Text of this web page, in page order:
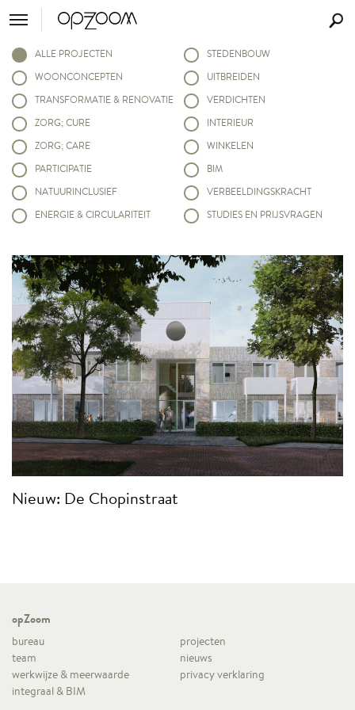
ALLE PROJECTEN
WOONCONCEPTEN
TRANSFORMATIE & RENOVATIE
ZORG; CURE
ZORG; CARE
PARTICIPATIE
NATUURINCLUSIEF
ENERGIE & CIRCULARITEIT
STEDENBOUW
UITBREIDEN
VERDICHTEN
INTERIEUR
WINKELEN
BIM
VERBEELDINGSKRACHT
STUDIES EN PRIJSVRAGEN
Nieuw: De Chopinstraat
opZoom
bureau
projecten
team
nieuws
werkwijze & meerwaarde
privacy verklaring
integraal & BIM